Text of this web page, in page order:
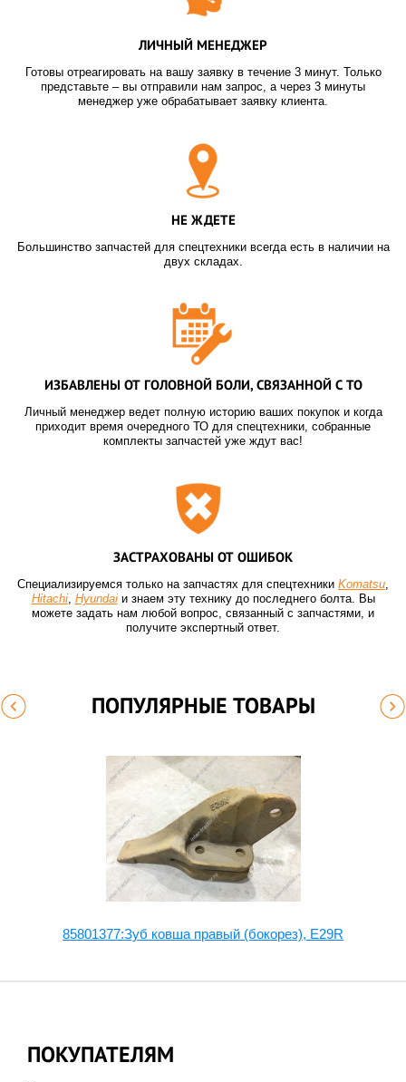
ЛИЧНЫЙ МЕНЕДЖЕР
Готовы отреагировать на вашу заявку в течение 3 минут. Только
представьте – вы отправили нам запрос, а через 3 минуты
менеджер уже обрабатывает заявку клиента.
НЕ ЖДЕТЕ
Большинство запчастей для спецтехники всегда есть в наличии на
двух складах.
ИЗБАВЛЕНЫ ОТ ГОЛОВНОЙ БОЛИ, СВЯЗАННОЙ С ТО
Личный менеджер ведет полную историю ваших покупок и когда
приходит время очередного ТО для спецтехники, собранные
комплекты запчастей уже ждут вас!
ЗАСТРАХОВАНЫ ОТ ОШИБОК
Специализируемся только на запчастях для спецтехники Komatsu,
Hitachi, Hyundaiи знаем эту технику до последнего болта. Вы
можете задать нам любой вопрос, связанный с запчастями, и
получите экспертный ответ.
ПОПУЛЯРНЫЕ ТОВАРЫ
85801377:Зуб ковша правый (бокорез), E29R
ПОКУПАТЕЛЯМ